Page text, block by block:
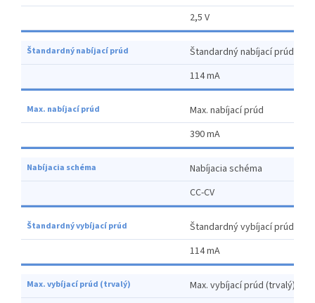
2,5 V
Štandardný nabíjací prúd
114 mA
Max. nabíjací prúd
390 mA
Nabíjacia schéma
CC-CV
Štandardný vybíjací prúd
114 mA
Max. vybíjací prúd (trvalý)